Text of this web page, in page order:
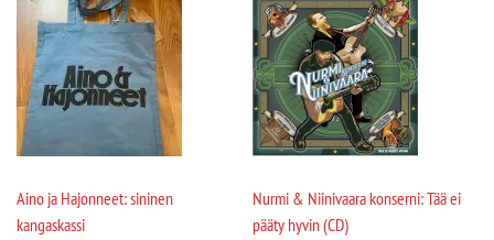
Aino ja Hajonneet: sininen
kangaskassi
Nurmi & Niinivaara konserni: Tää ei
pääty hyvin (CD)